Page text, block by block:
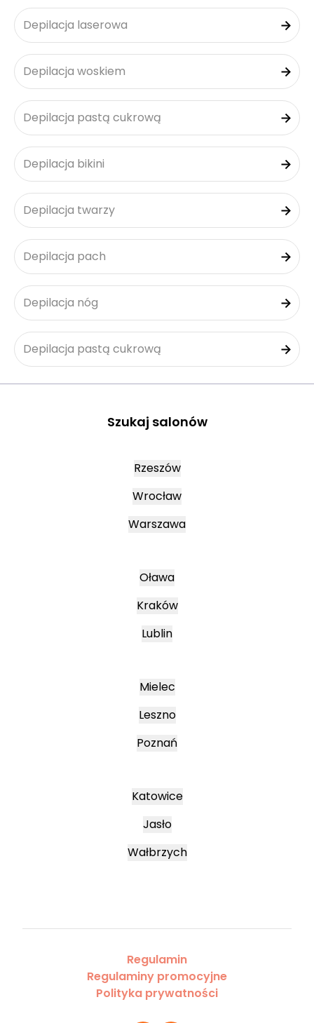
Depilacja laserowa
Depilacja woskiem
Depilacja pastą cukrową
Depilacja bikini
Depilacja twarzy
Depilacja pach
Depilacja nóg
Depilacja pastą cukrową
Szukaj salonów
Rzeszów
Wrocław
Warszawa
Oława
Kraków
Lublin
Mielec
Leszno
Poznań
Katowice
Jasło
Wałbrzych
Regulamin
Regulaminy promocyjne
Polityka prywatności